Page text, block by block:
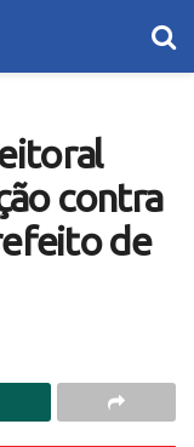
contra
de